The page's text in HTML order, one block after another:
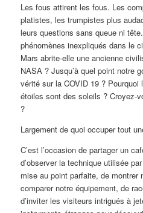
Les fous attirent les fous. Les
platistes, les trumpistes plus
leurs questions sans queue ni
phénomènes inexpliqués dans le
Mars abrite-elle une ancienne
NASA ? Jusqu’à quel point notre
vérité sur la COVID 19 ?
étoiles sont des soleils ? Croyez-
?
Largement de quoi occuper tout
C’est l’occasion de partager un
d’observer la technique utilisée
mise au point parfaite, de
comparer notre équipement, de
d’inviter les visiteurs intrigués à